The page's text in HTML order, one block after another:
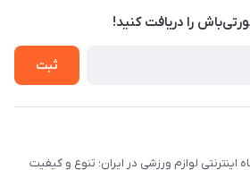
را دریافت کنید!
ثبت
اینترنتی لوازم ورزشی در ایران؛ تنوع و کیفیت